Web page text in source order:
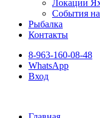
Локации
События
Рыбалка
Контакты
8-963-160-08-48
WhatsApp
Вход